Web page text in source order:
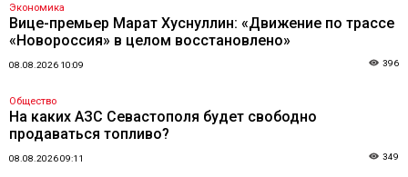
Экономика
Вице-премьер Марат Хуснуллин: «Движение по трассе
«Новороссия» в целом восстановлено»
08.08.2026 10:09 396
Общество
На каких АЗС Севастополя будет свободно
продаваться топливо?
08.08.2026 09:11 349